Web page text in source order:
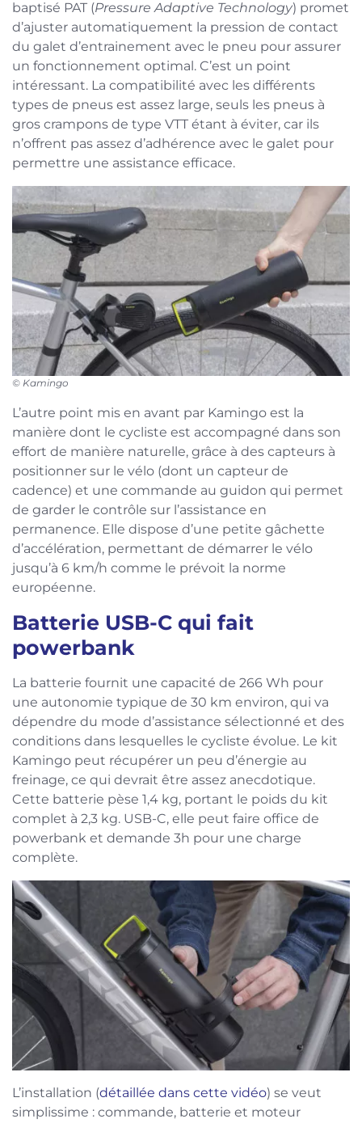
baptisé PAT (Pressure Adaptive Technology) promet
d’ajuster automatiquement la pression de contact
du galet d’entrainement avec le pneu pour assurer
un fonctionnement optimal. C’est un point
intéressant. La compatibilité avec les différents
types de pneus est assez large, seuls les pneus à
gros crampons de type VTT étant à éviter, car ils
n’offrent pas assez d’adhérence avec le galet pour
permettre une assistance efficace.
© Kamingo
L’autre point mis en avant par Kamingo est la
manière dont le cycliste est accompagné dans son
effort de manière naturelle, grâce à des capteurs à
positionner sur le vélo (dont un capteur de
cadence) et une commande au guidon qui permet
de garder le contrôle sur l’assistance en
permanence. Elle dispose d’une petite gâchette
d’accélération, permettant de démarrer le vélo
jusqu’à 6 km/h comme le prévoit la norme
européenne.
Batterie USB-C qui fait
powerbank
La batterie fournit une capacité de 266 Wh pour
une autonomie typique de 30 km environ, qui va
dépendre du mode d’assistance sélectionné et des
conditions dans lesquelles le cycliste évolue. Le kit
Kamingo peut récupérer un peu d’énergie au
freinage, ce qui devrait être assez anecdotique.
Cette batterie pèse 1,4 kg, portant le poids du kit
complet à 2,3 kg. USB-C, elle peut faire office de
powerbank et demande 3h pour une charge
complète.
L’installation (détaillée dans cette vidéo) se veut
simplissime : commande, batterie et moteur